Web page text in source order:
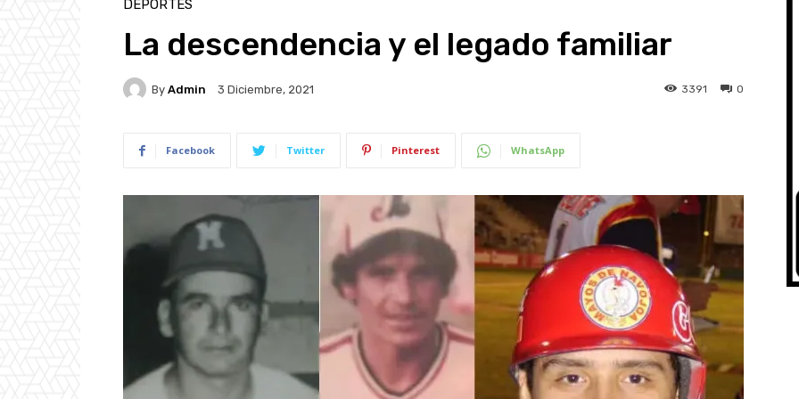
DEPORTES
La descendencia y el legado familiar
By Admin 3 Diciembre, 2021 0
3391
Facebook Twitter Pinterest WhatsApp